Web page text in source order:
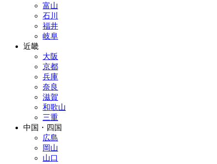
富山
石川
福井
岐阜
近畿
大阪
京都
兵庫
奈良
滋賀
和歌山
三重
中国・四国
広島
岡山
山口